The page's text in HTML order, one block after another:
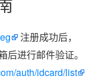
注册成功后，
进行邮件验证。
auth/idcard/list